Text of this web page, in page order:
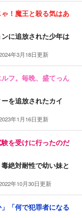
！魔王と殺る気はあ
に追放された少年は
年3月18日更新
フ。毎晩、盛てっん
を追放されたカイ
年1月16日更新
を受けに行ったのだ
絶対耐性で幼い妹と
年10月30日更新
「何で犯罪者になる